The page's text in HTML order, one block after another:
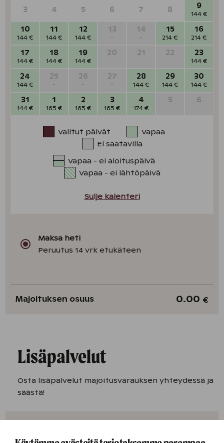
3 4 5 6 7 8 9
144 €
10
144 €
11
144 €
12
144 €
13
-
14
-
15
214 €
16
214 €
17
144 €
18
144 €
19
144 €
20
-
21
-
22
-
23
144 €
24
144 €
25
-
26
-
27
-
28
144 €
29
144 €
30
144 €
31
144 €
1
165 €
2
165 €
3
165 €
4
174 €
5
-
6
-
Valitut päivät
Vapaa
Ei saatavilla
Vapaa - ei aloituspäivä
Vapaa - ei lähtöpäivä
Sulje kalenteri
Maksa heti
Peruutus 14 vrk etukäteen
Majoituksen osuus 0.00 €
Lisäpalvelut
Osta lisäpalvelut majoitusvarauksen yhteydessä ja
säästä!